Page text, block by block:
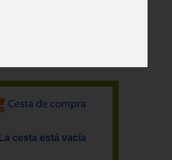
La cesta está vacía